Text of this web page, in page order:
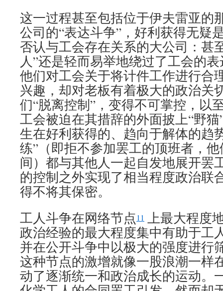
这一过程甚至包括位于伊夫雷亚的
公司的“表达斗争”，好利获得无疑
否认与工会存在关系的大公司：甚
人”还是轻而易举地绕过了工会的
他们对工会关于将计件工作进行合
兴趣，却对老板有着极大的政治关
们“脱离控制”，变得不可掌控，以
工会被迫在其措辞的外面披上“野
生在好利获得的、趋向于解体的趋
练”（即拒不参加罢工的顶班者，
间）都与其他人一起自发地展开罢
的控制之外实现了相当程度政治联
得不将其保密。
工人斗争在网络节点11 上最大程度
政治经验的最大程度集中有助于工
并在公开斗争中以极大的强度进行
这种节点的激增就像一股浪潮一样
动了逐渐统一和政治成长的运动。